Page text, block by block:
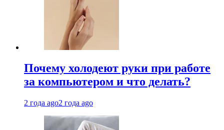
Почему холодеют руки при работе
за компьютером и что делать?
2 года ago2 года ago